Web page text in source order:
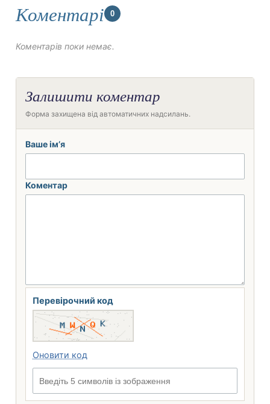
Коментарі 0
Коментарів поки немає.
Залишити коментар
Форма захищена від автоматичних надсилань.
Ваше ім’я
Коментар
Перевірочний код
Оновити код